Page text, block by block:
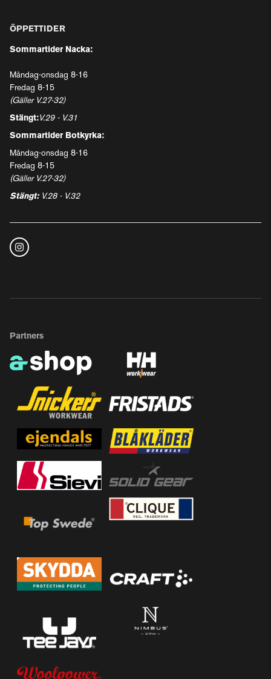
ÖPPETTIDER
Sommartider Nacka:
Måndag-onsdag 8-16
Fredag 8-15
(Gäller V.27-32)
Stängt:V.29 - V.31
Sommartider Botkyrka:
Måndag-onsdag 8-16
Fredag 8-15
(Gäller V.27-32)
Stängt: V.28 - V.32
Partners